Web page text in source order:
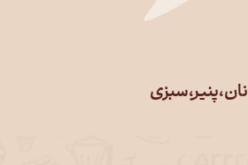
نان،پنیر،سبزی